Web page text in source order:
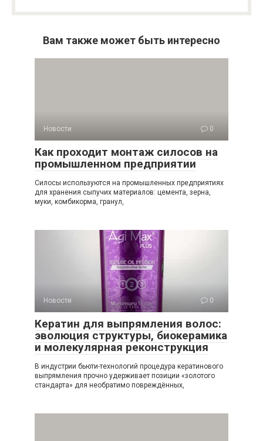
Вам также может быть интересно
Новости 0
Как проходит монтаж силосов на
промышленном предприятии
Силосы используются на промышленных предприятиях
для хранения сыпучих материалов: цемента, зерна,
муки, комбикорма, гранул,
Новости 0
Кератин для выпрямления волос:
эволюция структуры, биокерамика
и молекулярная реконструкция
В индустрии бьюти-технологий процедура кератинового
выпрямления прочно удерживает позиции «золотого
стандарта» для необратимо повреждённых,